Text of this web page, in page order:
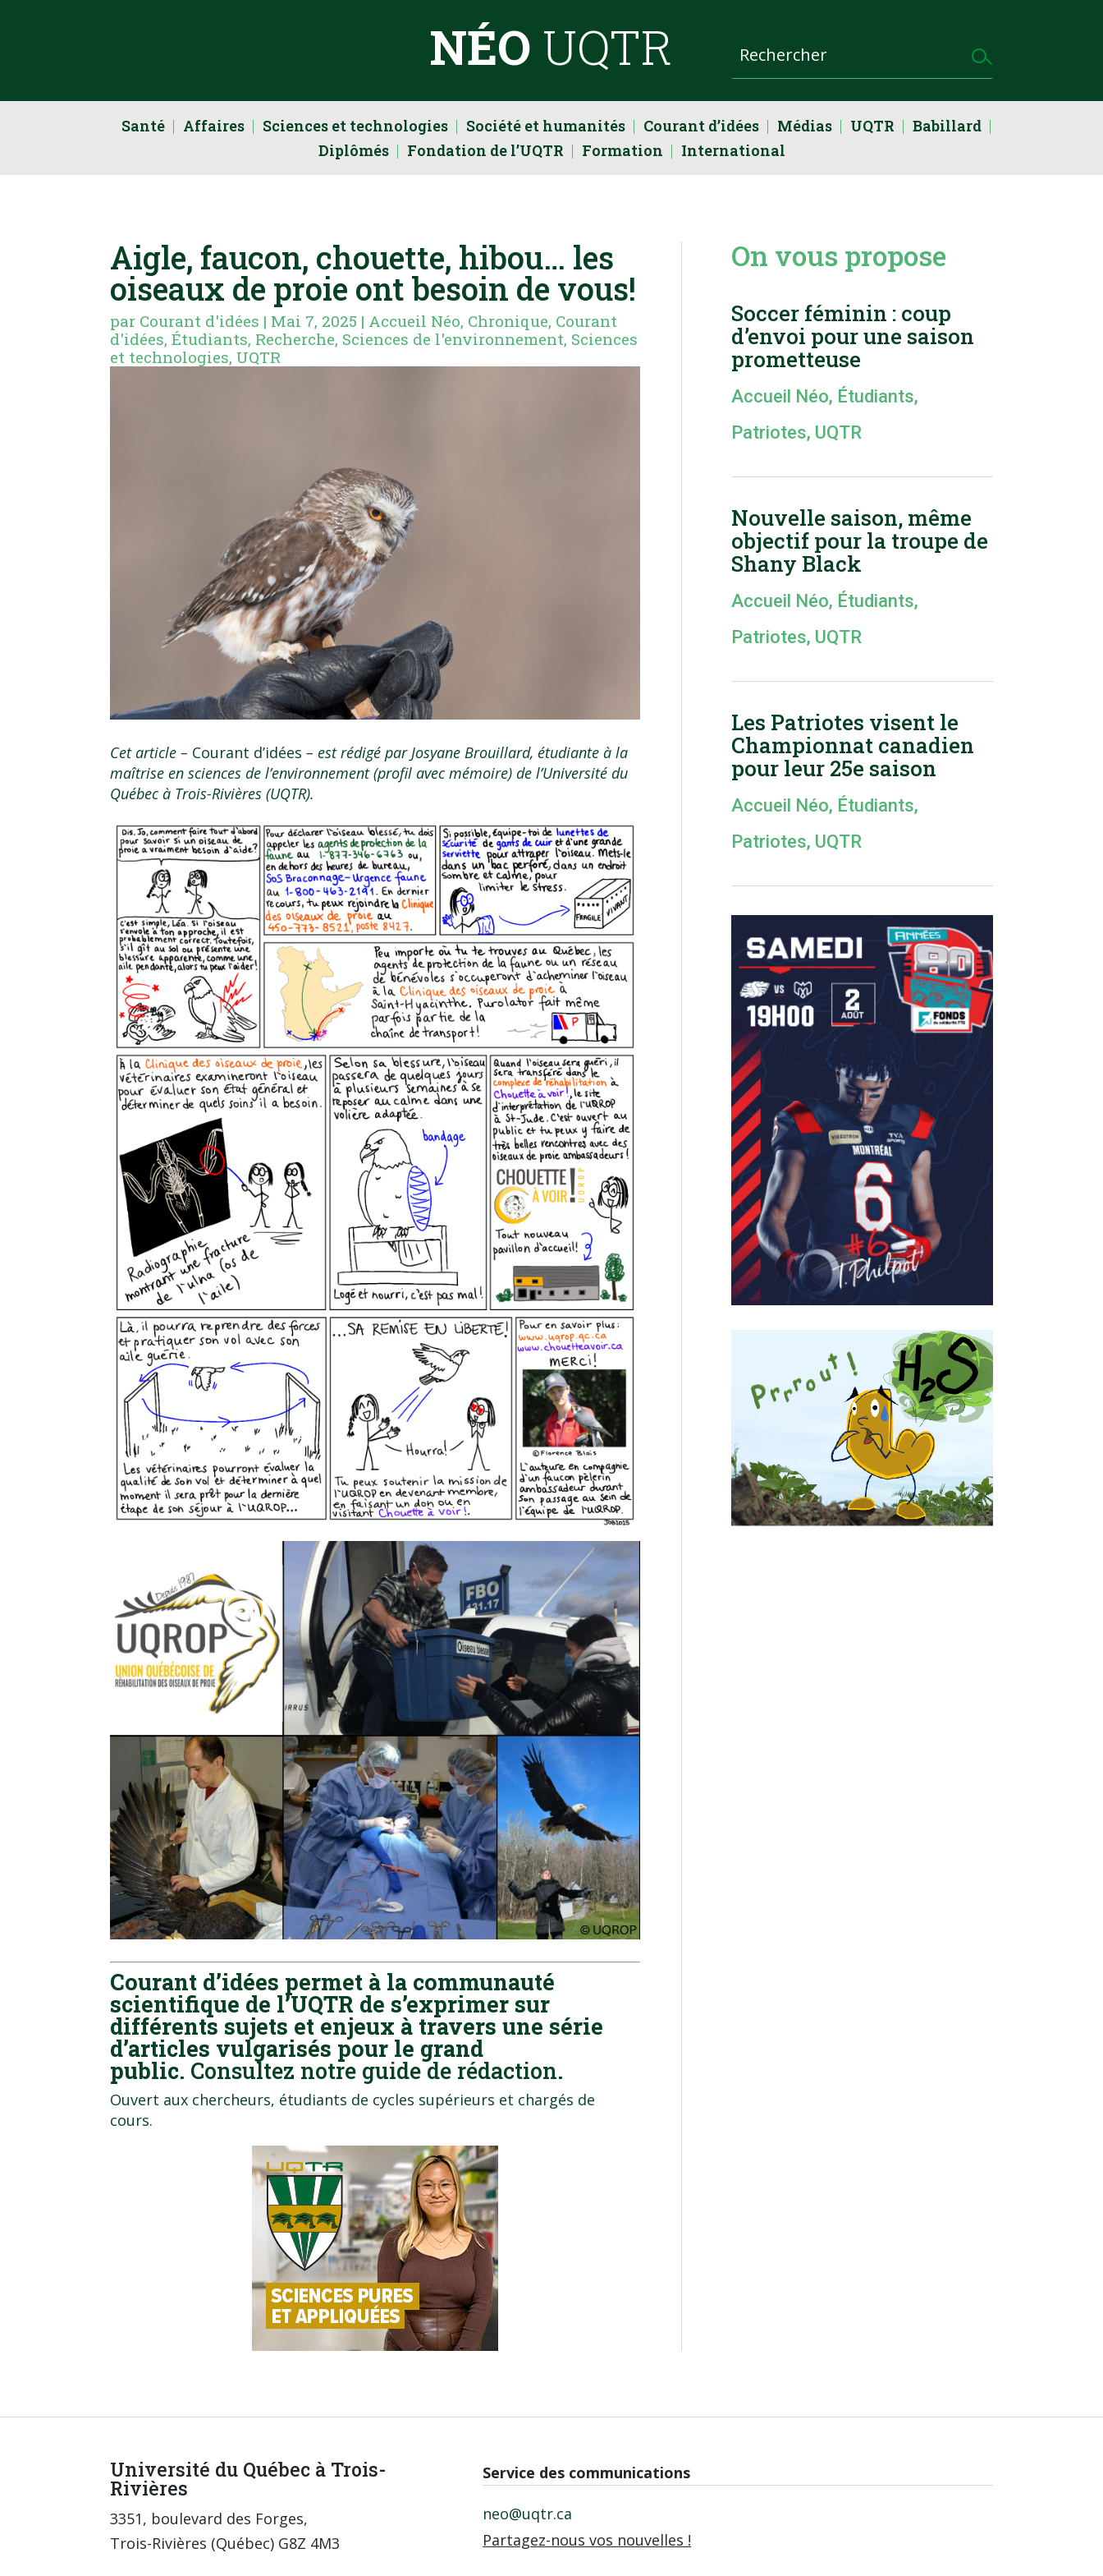
NÉO UQTR
Santé Affaires Sciences et technologies Société et humanités Courant d’idées Médias UQTR
Babillard
Diplômés
Fondation de l’UQTR Formation International
Aigle, faucon, chouette, hibou… les
oiseaux de proie ont besoin de vous!
par Courant d'idées | Mai 7, 2025 | Accueil Néo, Chronique, Courant
d'idées,Étudiants, Recherche, Sciences de l'environnement, Sciences
et technologies, UQTR
Cet article – Courant d’idées – est rédigé par Josyane Brouillard, étudiante à la
maîtrise en sciences de l’environnement (profil avec mémoire) de l’Université du
Québec à Trois-Rivières (UQTR).
Courant d’idées permet à la communauté
scientifique de l’UQTR de s’exprimer sur
différents sujets et enjeux à travers une série
d’articles vulgarisés pour le grand
public. Consultez notre guide de rédaction.
Ouvert aux chercheurs, étudiants de cycles supérieurs et chargés de
cours.
On vous propose
Soccer féminin : coup
d’envoi pour une saison
prometteuse
Accueil Néo, Étudiants,
Patriotes, UQTR
Nouvelle saison, même
objectif pour la troupe de
Shany Black
Accueil Néo, Étudiants,
Patriotes, UQTR
Les Patriotes visent le
Championnat canadien
pour leur 25e saison
Accueil Néo, Étudiants,
Patriotes, UQTR
Université du Québec à Trois-
Rivières
3351, boulevard des Forges,
Trois-Rivières (Québec) G8Z 4M3
Service des communications
neo@uqtr.ca
Partagez-nous vos nouvelles !